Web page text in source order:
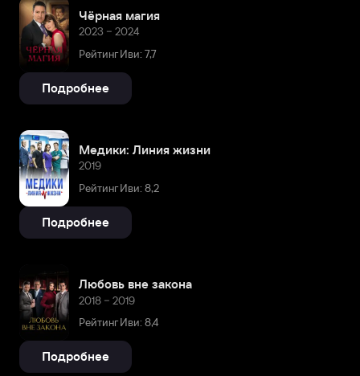
Чёрная магия
2023 – 2024
Рейтинг Иви: 7,7
Подробнее
Медики: Линия жизни
2019
Рейтинг Иви: 8,2
Подробнее
Любовь вне закона
2018 – 2019
Рейтинг Иви: 8,4
Подробнее